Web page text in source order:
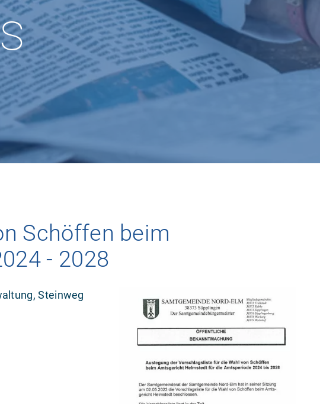
Schöffen beim
- 2028
Steinweg